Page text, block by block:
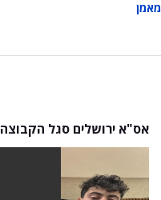
מאמן
אס"א ירושלים סגל הקבוצה